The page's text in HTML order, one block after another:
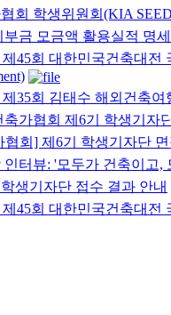
회 학생위원회(KIA
부금 모금액 활용실적 명
45회 대한민국건축대전
제35회 김태수 해외건축
축가협회 제6기 학생기자
협회] 제6기 학생기자단
인터뷰: '모두가 건축이고,
생기자단 접수 결과 안내
제45회 대한민국건축대전